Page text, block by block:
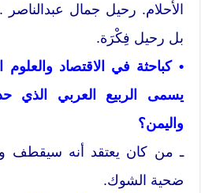
الأحلام. رحيل جمال
بل رحيل فِكْرَة.
• كباحثة في الاقتصاد والعلوم
يسمى الربيع العربي
واليمن؟
ـ من كان يعتقد أنه سيقطف
ضحية الشوك.